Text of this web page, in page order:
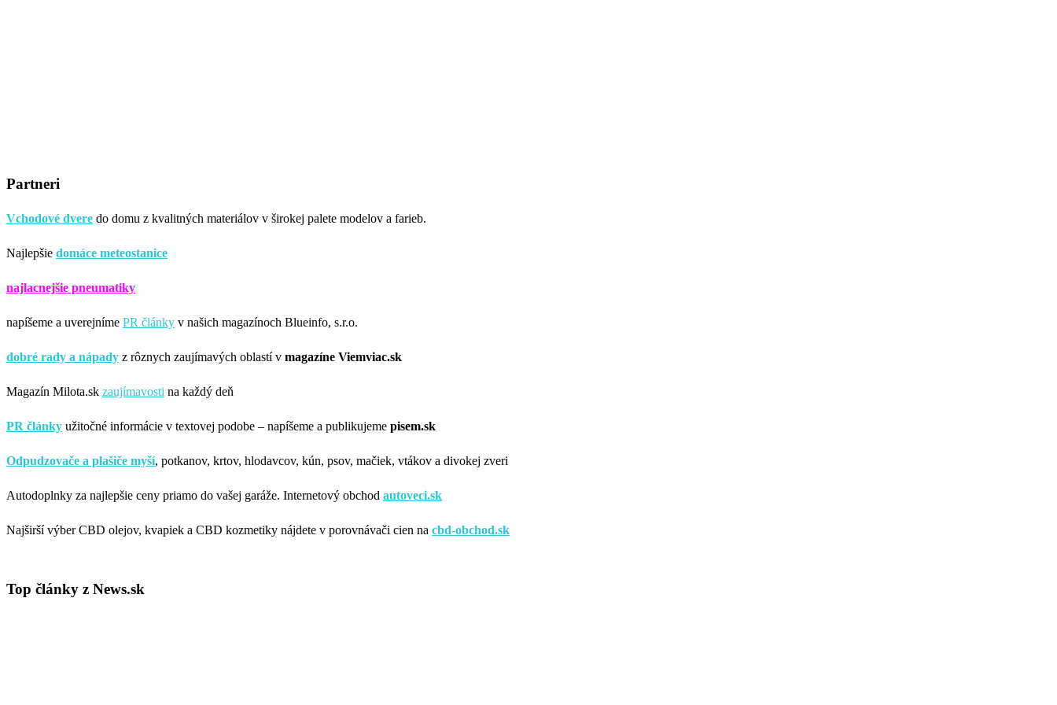
Partneri
Vchodové dvere do domu z kvalitných materiálov v širokej palete modelov a farieb.
Najlepšie domáce meteostanice
najlacnejšie pneumatiky
napíšeme a uverejníme PR články v našich magazínoch Blueinfo, s.r.o.
dobré rady a nápady z rôznych zaujímavých oblastí v magazíne Viemviac.sk
Magazín Milota.sk zaujímavosti na každý deň
PR články užitočné informácie v textovej podobe – napíšeme a publikujeme pisem.sk
Odpudzovače a plašiče myší, potkanov, krtov, hlodavcov, kún, psov, mačiek, vtákov a divokej zveri
Autodoplnky za najlepšie ceny priamo do vašej garáže. Internetový obchod autoveci.sk
Najširší výber CBD olejov, kvapiek a CBD kozmetiky nájdete v porovnávači cien na cbd-obchod.sk
Top články z News.sk